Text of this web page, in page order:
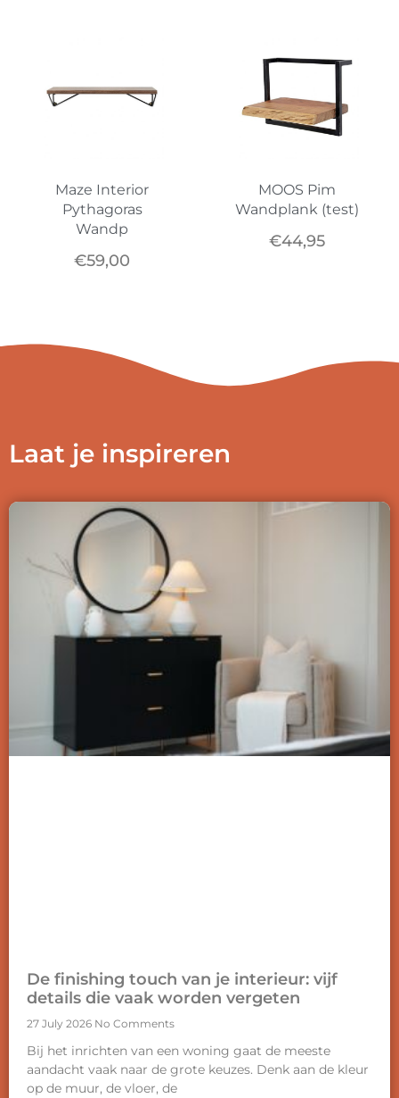
Maze Interior
Pythagoras
Wandp
€59,00
MOOS Pim
Wandplank (test)
€44,95
Laat je inspireren
De finishing touch van je interieur: vijf
details die vaak worden vergeten
27 July 2026 No Comments
Bij het inrichten van een woning gaat de meeste
aandacht vaak naar de grote keuzes. Denk aan de kleur
op de muur, de vloer, de